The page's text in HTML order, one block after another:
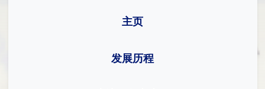
主页
发展历程